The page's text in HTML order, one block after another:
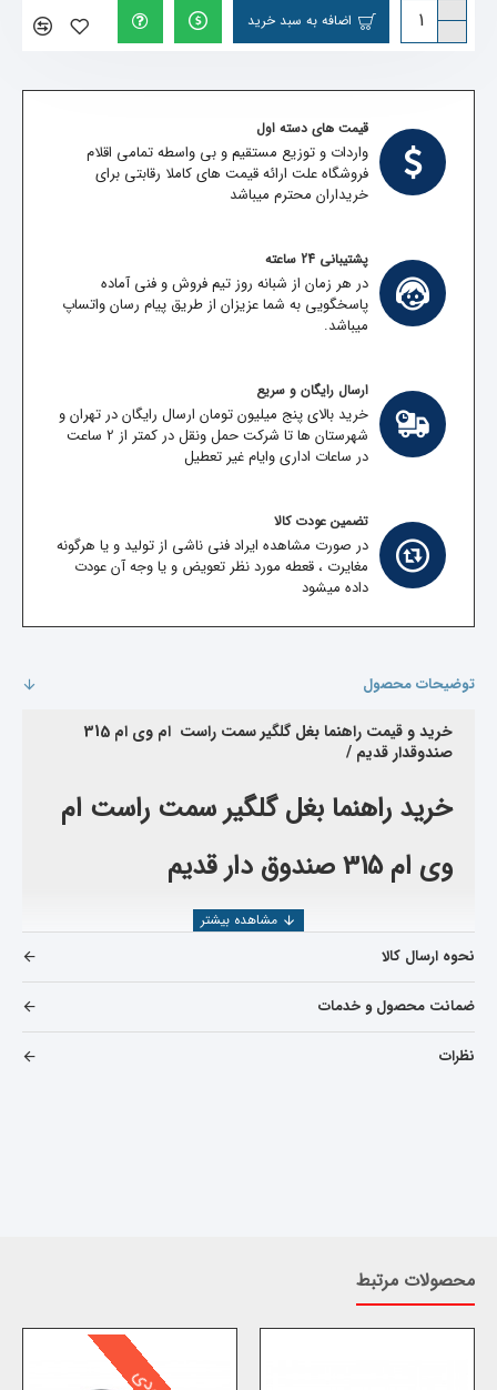
اضافه به سبد خرید
قیمت های دسته اول
واردات و توزیع مستقیم و بی واسطه تمامی اقلام
فروشگاه علت ارائه قیمت های کاملا رقابتی برای
خریداران محترم میباشد
پشتیبانی 24 ساعته
در هر زمان از شبانه روز تیم فروش و فنی آماده
پاسخگویی به شما عزیزان از طریق پیام رسان واتساپ
میباشد.
ارسال رایگان و سریع
خرید بالای پنج میلیون تومان ارسال رایگان در تهران و
شهرستان ها تا شرکت حمل ونقل در کمتر از 2 ساعت
در ساعات اداری وایام غیر تعطیل
تضمین عودت کالا
در صورت مشاهده ایراد فنی ناشی از تولید و یا هرگونه
مغایرت ، قعطه مورد نظر تعویض و یا وجه آن عودت
داده میشود
توضیحات محصول
خرید و قیمت راهنما بغل گلگیر سمت راست ام وی ام 315
صندوقدار قدیم /
خرید راهنما بغل گلگیر سمت راست ام
وی ام 315 صندوق دار قدیم
در خرید راهنما بغل گلگیر سمت
صندوقدارمواردی که باید بهش توجه کرد شامل موارد زیر
میباشد
بین المللی تهیه و عرضه می نماید
همچنین جهت بررسی و خرید دیگرقطعات315 صندوقدار
می
دسته بندی لوازم ام وی ام مدل 315 صندوق دار
نحوه ارسال کالا
ضمانت محصول و خدمات
نظرات
محصولات مرتبط